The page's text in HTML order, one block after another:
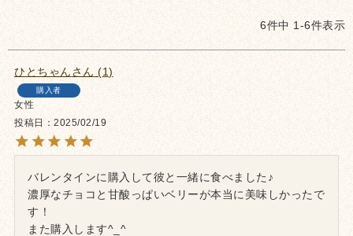
6件中 1 -6件表示
ひとちゃん 1
購入者
女性
投稿日
2025/02/19
バレンタインに購入して彼と一緒に食べました♪
濃厚なチョコと甘酸っぱいベリーが本当に美味しかったで
す！
また購入します^_^